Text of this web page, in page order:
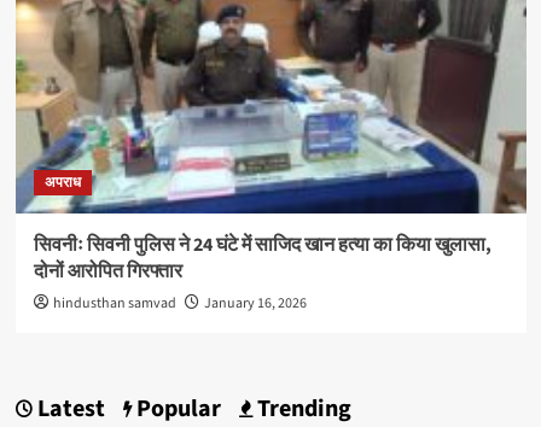
अपराध
सिवनीः सिवनी पुलिस ने 24 घंटे में साजिद खान हत्या का किया खुलासा,
दोनों आरोपित गिरफ्तार
hindusthan samvad January 16, 2026
Latest Popular Trending